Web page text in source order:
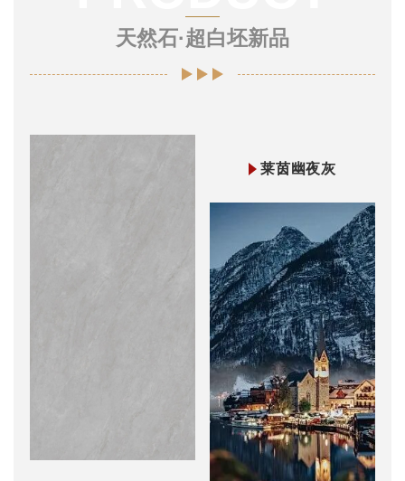
天然石·超白坯新品
莱茵幽夜灰